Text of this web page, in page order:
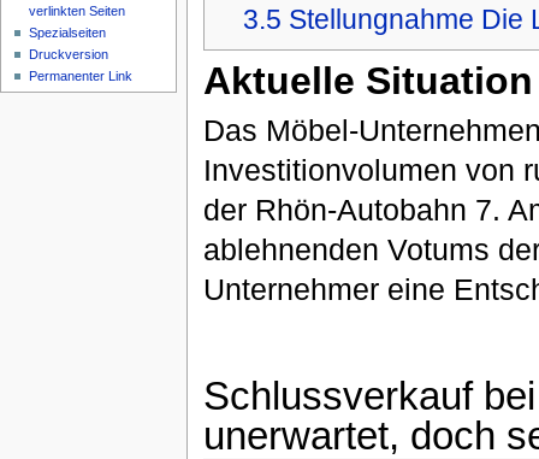
3.5 Stellungnahme Die
Aktuelle Situation
Das Möbel-
Investitionvolumen von
der Rhön-Autobahn 7.
ablehnenden Votums
Unternehmer eine
Schlussverkauf
unerwartet, doch
verlinkten Seiten
Spezialseiten
Druckversion
Permanenter Link